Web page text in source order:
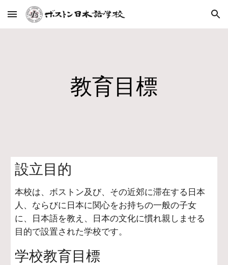
Skip to main content Skip to navigation
教育目標
設立目的
本校は、ボストン及び、その近郊に滞在する日本
人、ならびに日本に関心をお持ちの一般の子女
に、日本語を教え、日本の文化に慣れ親しませる
目的で設置された学校です。
学校教育目標